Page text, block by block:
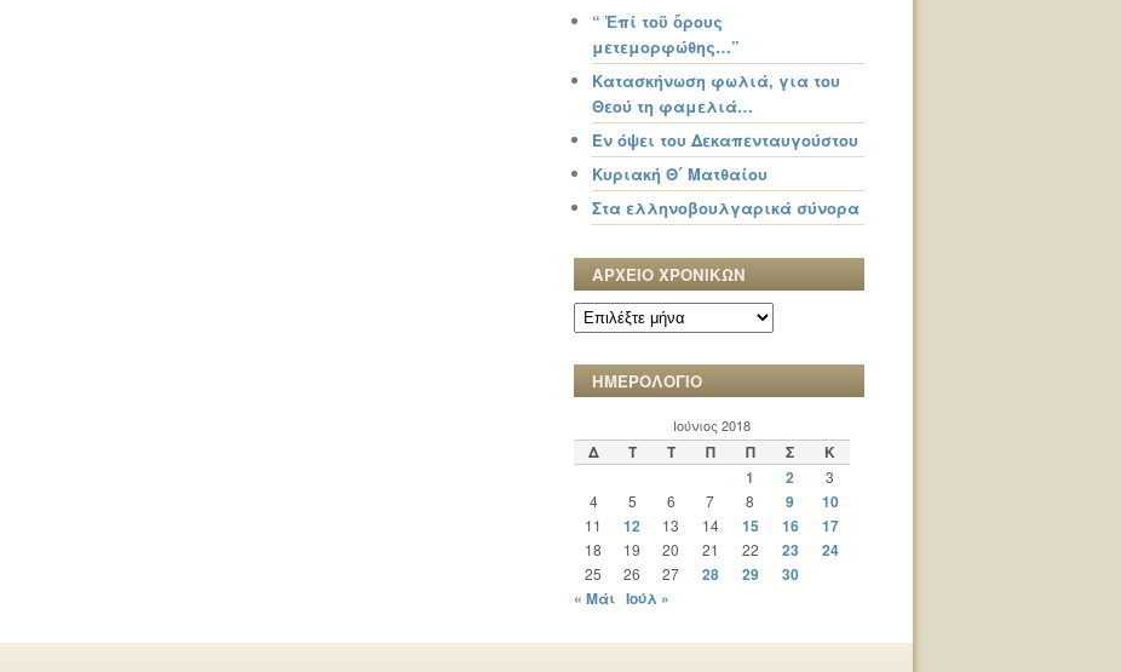
“ Ἐπί τοῦ ὄρους
μετεμορφώθης…”
Κατασκήνωση φωλιά, για του
Θεού τη φαμελιά…
Εν όψει του Δεκαπενταυγούστου
Κυριακή Θ΄ Ματθαίου
Στα ελληνοβουλγαρικά σύνορα
ΑΡΧΕΙΟ ΧΡΟΝΙΚΩΝ
ΑΡΧΕΙΟ
ΧΡΟΝΙΚΩΝ
ΗΜΕΡΟΛΟΓΙΟ
Ιούνιος 2018
Δ Τ Τ Π Π Σ
Κ
1
2
3
4
5 6 7 8 9 10
11 12 13 14 15 16 17
18 19 20 21 22 23 24
25 26 27 28 29
30
« Μάι Ιούλ »